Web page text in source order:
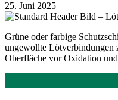
25. Juni 2025
Grüne oder farbige
ungewollte Lötverbindungen
Oberfläche vor Oxidation